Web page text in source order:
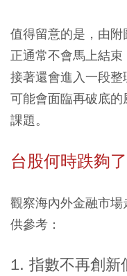
值得留意的是，由
正通常不會馬上結束
接著還會進入一段
可能會面臨再破底
課題。
台股何時跌夠
觀察海內外金融市
供參考：
1. 指數不再創新